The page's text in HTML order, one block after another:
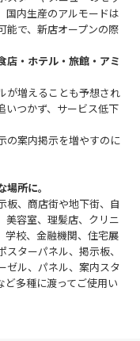
国内生産のアルモードは
能で、新店オープンの際
店・ホテル・旅館・アミ
が増えることも予想され
いつかず、サービス低下
の案内掲示を増やすのに
所に。
板、商店街や地下街、自
美容室、理髪店、クリニ
学校、金融機関、住宅展
ターパネル、掲示板、
ゼル、パネル、案内スタ
ど多種に渡ってご使用い